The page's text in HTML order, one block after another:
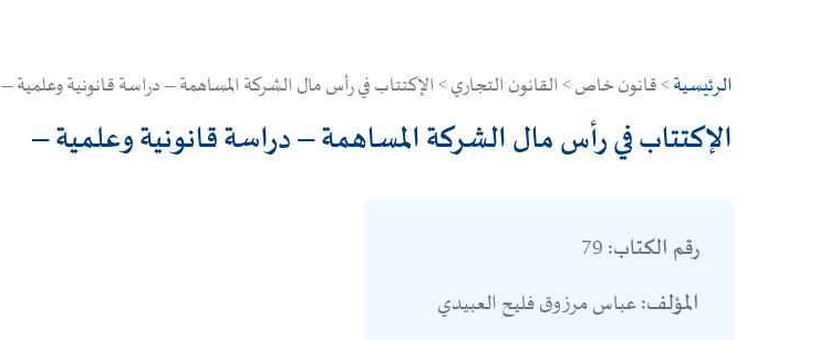
الرئيسية> قانون خاص > القانون التجاري > الإكتتاب في رأس مال الشركة المساهمة – دراسة قانونية وعلمية –
الإكتتاب في رأس مال الشركة المساهمة – دراسة قانونية وعلمية –
رقم الكتاب:
المؤلف:عباس مرزوق فليح العبيدي